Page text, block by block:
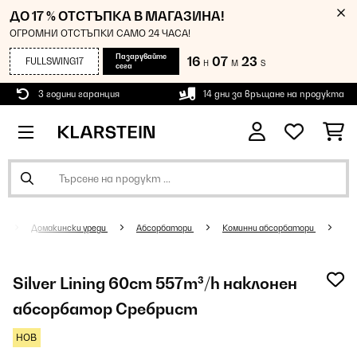
ДО 17 % ОТСТЪПКА В МАГАЗИНА!
ОГРОМНИ ОТСТЪПКИ САМО 24 ЧАСА!
FULLSWING17
Пазарувайте
сега
16 H 07 M 21 S
3 години гаранция 14 дни за връщане на продукта
Домакински уреди Абсорбатори Коминни абсорбатори
Silver Lining 60cm 557m³/h наклонен
абсорбатор Сребрист
НОВ